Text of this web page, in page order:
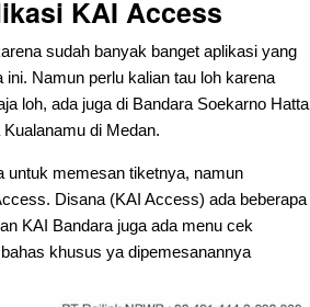
KAI Access
sudah banyak banget aplikasi yang
Namun perlu kalian tau loh karena
loh, ada juga di Bandara Soekarno Hatta
di Medan.
untuk memesan tiketnya, namun
Disana (KAI Access) ada beberapa
KAI Bandara juga ada menu cek
khusus ya dipemesanannya